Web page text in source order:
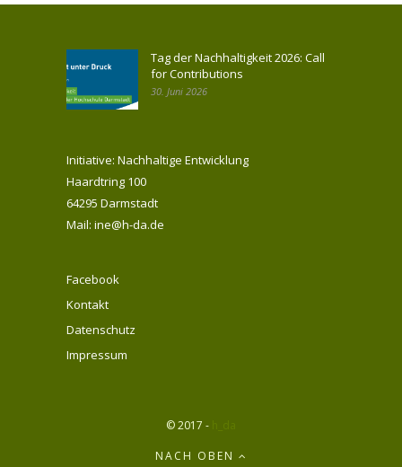
Tag der Nachhaltigkeit 2026: Call
for Contributions
30. Juni 2026
Initiative: Nachhaltige Entwicklung
Haardtring 100
64295 Darmstadt
Mail: ine@h-da.de
Facebook
Kontakt
Datenschutz
Impressum
© 2017 -
NACH OBEN